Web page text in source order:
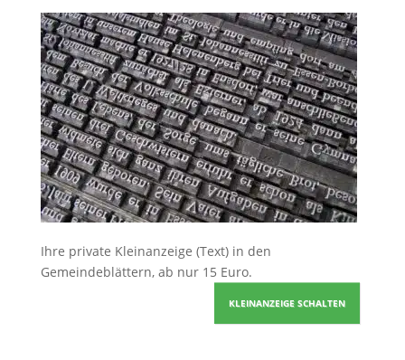
Ihre private Kleinanzeige (Text) in den
Gemeindeblättern, ab nur 15 Euro.
KLEINANZEIGE SCHALTEN